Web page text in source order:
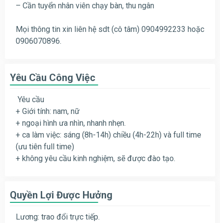
– Cần tuyển nhân viên chạy bàn, thu ngân
Mọi thông tin xin liên hệ sdt (cô tâm) 0904992233 hoặc
0906070896.
Yêu Cầu Công Việc
Yêu cầu
+ Giới tính: nam, nữ
+ ngoại hình ưa nhìn, nhanh nhẹn.
+ ca làm việc: sáng (8h-14h) chiều (4h-22h) và full time
(ưu tiên full time)
+ không yêu cầu kinh nghiệm, sẽ được đào tạo.
Quyền Lợi Được Hưởng
Lương: trao đổi trực tiếp.